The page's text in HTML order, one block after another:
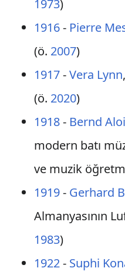
1973)
1916- Pierre
(ö. 2007)
1917-Vera Lynn
(ö. 2020)
1918- Bernd
modern batı
ve muzik
1919- Gerhard
Almanyasının
1983)
1922- Suphi